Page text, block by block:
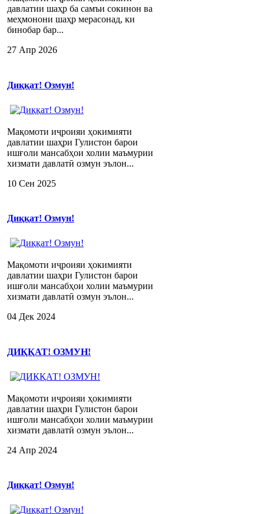
давлатии шаҳр ба самъи сокинон ва
меҳмонони шаҳр мерасонад, ки
бинобар бар...
27 Апр 2026
Диққат! Озмун!
Мақомоти иҷроияи ҳокимияти
давлатии шаҳри Гулистон барои
ишғоли мансабҳои холии маъмурии
хизмати давлатӣ озмун эълон...
10 Сен 2025
Диққат! Озмун!
Мақомоти иҷроияи ҳокимияти
давлатии шаҳри Гулистон барои
ишғоли мансабҳои холии маъмурии
хизмати давлатӣ озмун эълон...
04 Дек 2024
ДИҚҚАТ! ОЗМУН!
Мақомоти иҷроияи ҳокимияти
давлатии шаҳри Гулистон барои
ишғоли мансабҳои холии маъмурии
хизмати давлатӣ озмун эълон...
24 Апр 2024
Диққат! Озмун!